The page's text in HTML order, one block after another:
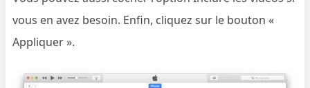
vous en avez besoin. Enfin, cliquez sur le bouton «
Appliquer ».